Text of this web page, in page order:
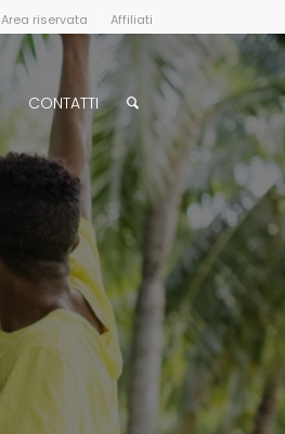
Area riservata Affiliati
CONTATTI